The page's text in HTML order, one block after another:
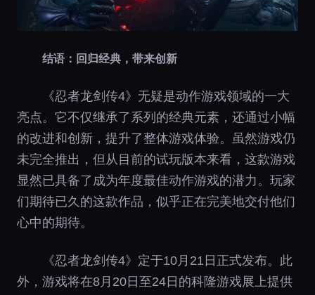
结语：回归经典，带来创新
《忍者龙剑传4》无疑是动作游戏领域的一大
亮点。它不仅继承了系列的经典元素，还通过小幅
的改进和创新，提升了整体游戏体验。虽然游戏仍
未完全推出，但从目前的试玩版本来看，这款游戏
显然已具备了成为年度最佳动作游戏的潜力。玩家
们期待已久的这款作品，似乎正在完美地交付他们
心中的期待。
《忍者龙剑传4》定于10月21日正式发布。此
外，游戏将在8月20日至24日的科隆游戏展上提供